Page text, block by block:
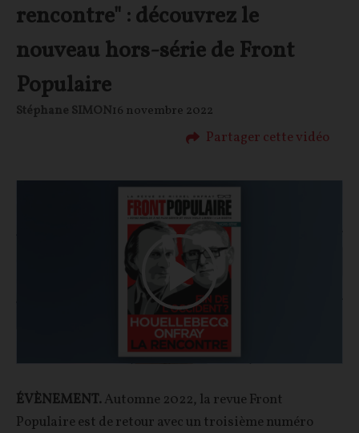
rencontre" : découvrez le
nouveau hors-série de Front
Populaire
Stéphane SIMON16 novembre 2022
Partager cette vidéo
Play
Video
ÉVÈNEMENT.Automne 2022, la revue Front
Populaire est de retour avec un troisième numéro